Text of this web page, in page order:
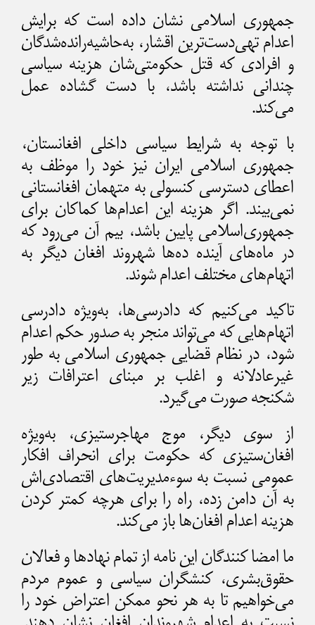
جمهوری اسلامی نشان داده است که برایش
اعدام تهی‌دست‌ترین اقشار، به‌حاشیه‌رانده‌شدگان
و افرادی که قتل‌ حکومتی‌شان هزینه سیاسی
چندانی نداشته باشد، با دست گشاده عمل
می‌کند.
با توجه به شرایط سیاسی داخلی افغانستان،
جمهوری اسلامی ایران نیز خود را موظف به
اعطای دسترسی کنسولی به متهمان افغانستانی
نمی‌بیند. اگر هزینه این اعدام‌ها کماکان برای
جمهوری‌اسلامی پایین باشد، بیم آن می‌رود که
در ماه‌های آینده ده‌ها شهروند افغان دیگر به
اتهام‌های مختلف اعدام شوند.
تاکید می‌کنیم که دادرسی‌ها، به‌ویژه دادرسی
اتهام‌هایی که می‌تواند منجر به صدور حکم اعدام
شود، در نظام قضایی جمهوری اسلامی به طور
غیرعادلانه‌ و اغلب بر مبنای اعترافات زیر
شکنجه صورت می‌گیرد.
از سوی دیگر، موج مهاجرستیزی، به‌ویژه
افغان‌ستیزی که حکومت برای انحراف افکار
عمومی نسبت به سوءمدیریت‌های اقتصادی‌اش
به آن دامن زده، راه را برای هرچه کمتر کردن
هزینه اعدام افغان‌ها باز می‌کند.
ما امضا کنندگان این نامه از تمام نهاد‌ها و فعالان
حقوق‌بشری، کنشگران سیاسی و عموم مردم
می‌خواهیم تا به هر نحو ممکن اعتراض خود را